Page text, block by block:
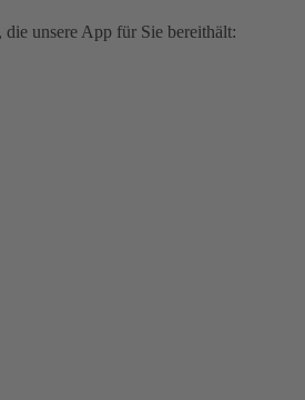
unsere App für Sie bereithält: